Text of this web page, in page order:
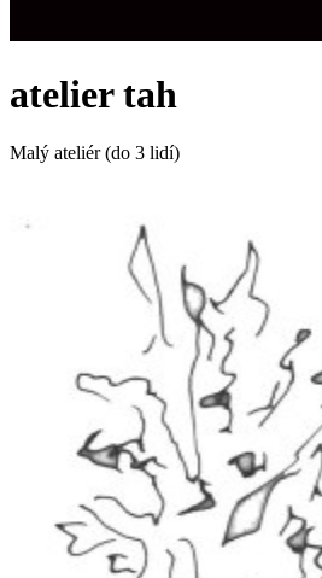
atelier tah
Malý ateliér (do 3 lidí)